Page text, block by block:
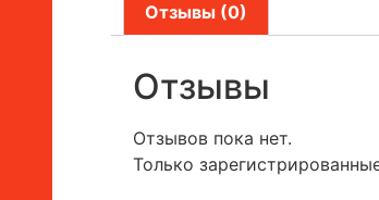
Отзывы (0)
Отзывы
Отзывов пока нет.
Только